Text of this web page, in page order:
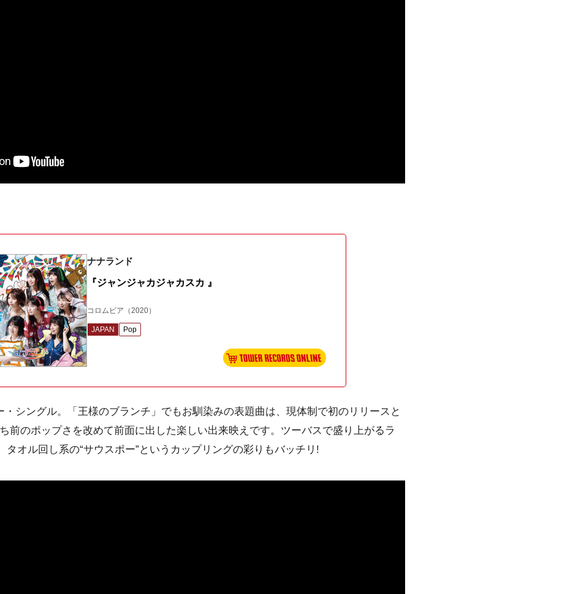
ナナランド
『ジャンジャカジャカスカ 』
コロムビア （2020）
JAPAN Pop
・シングル。「王様のブランチ」でもお馴染みの表題曲は、現体制で初のリリースと
前のポップさを改めて前面に出した楽しい出来映えです。ツーバスで盛り上がるラ
タオル回し系の“サウスポー”というカップリングの彩りもバッチリ!